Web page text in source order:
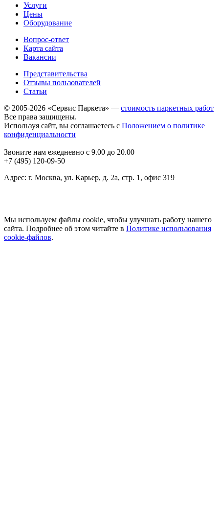
Услуги
Цены
Оборудование
Вопрос-ответ
Карта сайта
Вакансии
Представительства
Отзывы пользователей
Статьи
© 2005-2026 «Сервис Паркета» — стоимость паркетных работ
Все права защищены.
Используя сайт, вы соглашаетесь с Положением о политике
конфиденциальности
Звоните нам ежедневно с 9.00 до 20.00
+7 (495) 120-09-50
Адрес: г. Москва, ул. Карьер, д. 2а, стр. 1, офис 319
Мы используем файлы cookie, чтобы улучшать работу нашего
сайта. Подробнее об этом читайте в Политике использования
cookie-файлов.